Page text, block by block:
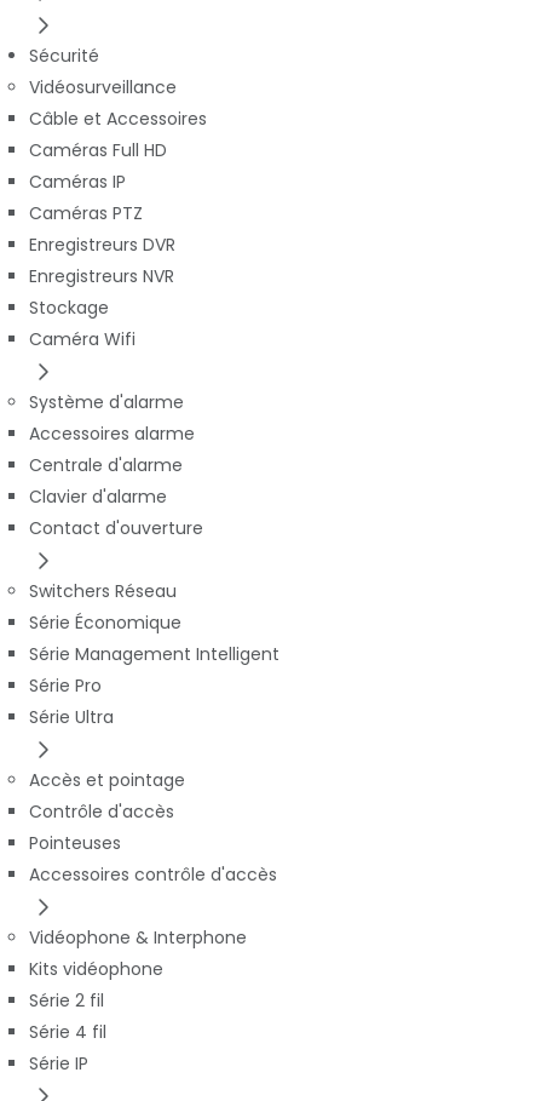
Sécurité
Vidéosurveillance
Câble et Accessoires
Caméras Full HD
Caméras IP
Caméras PTZ
Enregistreurs DVR
Enregistreurs NVR
Stockage
Caméra Wifi
Système d'alarme
Accessoires alarme
Centrale d'alarme
Clavier d'alarme
Contact d'ouverture
Switchers Réseau
Série Économique
Série Management Intelligent
Série Pro
Série Ultra
Accès et pointage
Contrôle d'accès
Pointeuses
Accessoires contrôle d'accès
Vidéophone & Interphone
Kits vidéophone
Série 2 fil
Série 4 fil
Série IP